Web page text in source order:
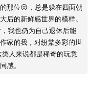
地贱，人贵。
那位😜，总是躲在四面朝
后的新鲜感世界的模样。
我也仍为自己退休后能
家的我，对纷繁多彩的世
人来说都是稀奇的玩意
感。